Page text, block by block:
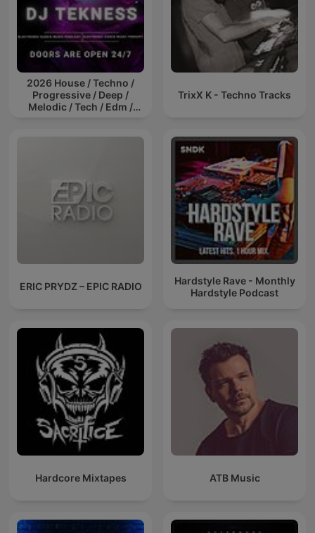
2026 House / Techno /
Progressive / Deep /
Melodic / Tech / Edm /
TrixX K - Techno Tracks
ERIC PRYDZ – EPIC RADIO
Hardstyle Rave - Monthly
Hardstyle Podcast
Hardcore Mixtapes ATB Music